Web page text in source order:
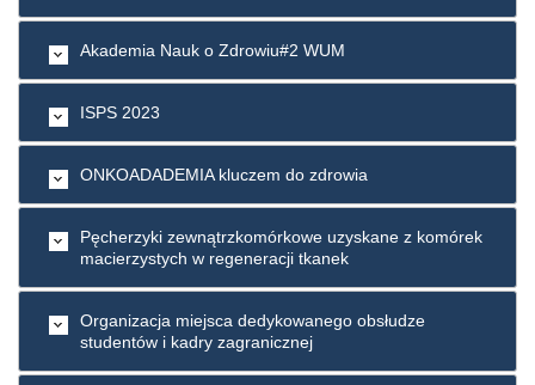
Akademia Nauk o Zdrowiu#2 WUM
ISPS 2023
ONKOADADEMIA kluczem do zdrowia
Pęcherzyki zewnątrzkomórkowe uzyskane z komórek
macierzystych w regeneracji tkanek
Organizacja miejsca dedykowanego obsłudze
studentów i kadry zagranicznej